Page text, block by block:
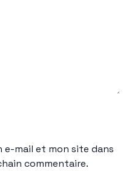
e-mail et mon site dans
commentaire.